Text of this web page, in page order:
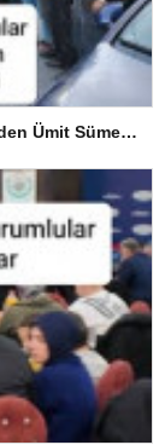
Arnavutköy Samsunlular Derneği’nde Yeniden Ümit Süme Dönemi